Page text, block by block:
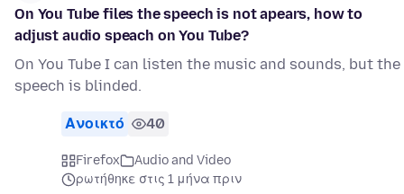
On You Tube files the speech is not apears, how to
adjust audio speach on You Tube?
On You Tube I can listen the music and sounds, but the
speech is blinded.
Ανοικτό 40
Firefox
Audio and Video
ρωτήθηκε στις 1 μήνα πριν